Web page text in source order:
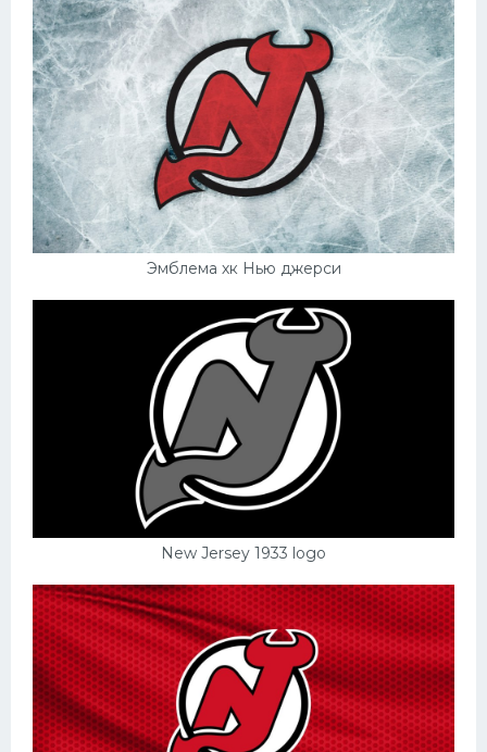
Эмблема хк Нью джерси
New Jersey 1933 logo